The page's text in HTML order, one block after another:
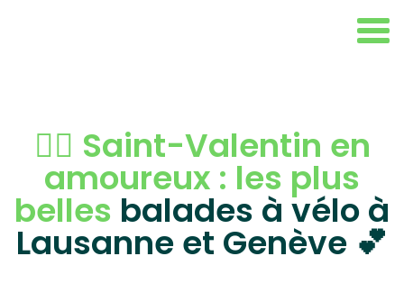
🚴‍♂️ Saint-Valentin en
amoureux : les plus
belles balades à vélo à
Lausanne et Genève 💕